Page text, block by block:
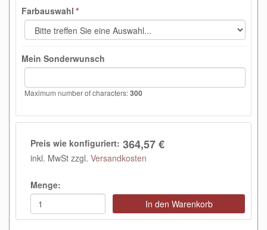
Farbauswahl *
Mein Sonderwunsch
Maximum number of characters:300
Preis wie konfiguriert: 364,57 €
inkl. MwSt zzgl. Versandkosten
Menge:
In den Warenkorb